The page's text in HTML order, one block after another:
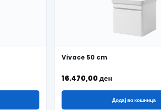
Vivace 50 cm
16.470,00 ден
Додај во кошница